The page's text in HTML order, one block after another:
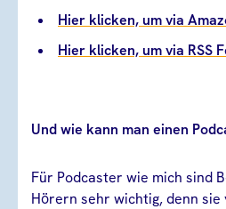
Hier klicken, um via
Hier klicken, um via RSS
Und wie kann man einen
Für Podcaster wie mich sind
Hörern sehr wichtig, denn sie